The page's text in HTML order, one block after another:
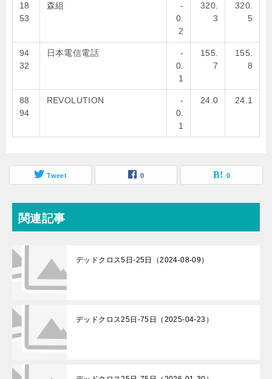
18
53
森組
-
0.
2
320.
3
320.
5
94
32
日本電信電話
-
0.
1
155.
7
155.
8
88
94
REVOLUTION
-
0.
1
24.0 24.1
Tweet 0 0
関連記事
デッドクロス5日-25日（2024-08-09）
デッドクロス25日-75日（2025-04-23）